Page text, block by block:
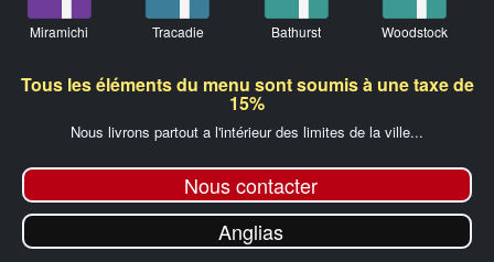
Miramichi Tracadie Bathurst Woodstock
Tous les éléments du menu sont soumis à une taxe de
15%
Nous livrons partout a l'intérieur des limites de la ville...
Nous contacter
Anglias